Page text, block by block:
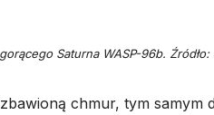
Saturna WASP-96b.
chmur, tym samym